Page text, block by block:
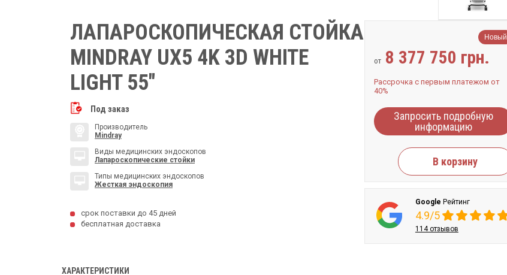
ЛАПАРОСКОПИЧЕСКАЯ СТОЙКА
MINDRAY UX5 4K 3D WHITE
LIGHT 55″
Под заказ
Производитель
Mindray
Виды медицинских эндоскопов
Лапароскопические стойки
Типы медицинских эндоскопов
Жесткая эндоскопия
срок поставки до 45 дней
бесплатная доставка
Новый
от 8 377 750 грн.
Рассрочка с первым платежом от
40%
Запросить подробную
информацию
В корзину
Google Рейтинг
4.9/5
114 отзывов
ХАРАКТЕРИСТИКИ